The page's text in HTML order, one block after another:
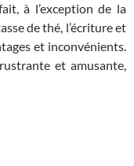
à l’exception de la
de thé, l’écriture et
et inconvénients.
et amusante,